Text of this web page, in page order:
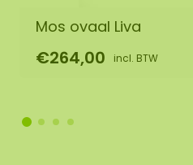
Mos ovaal Liva
€264,00 incl. BTW